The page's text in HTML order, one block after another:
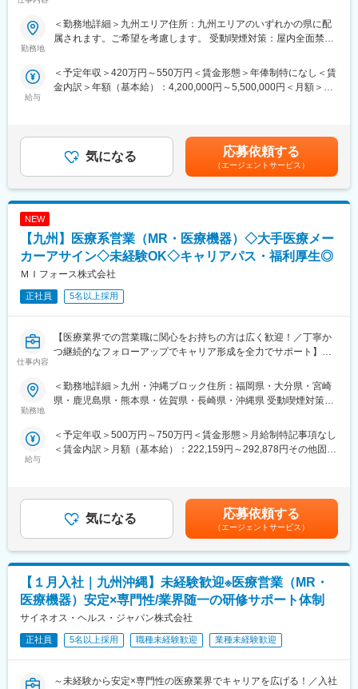
■IT特化型
PJTによってリモートMRという形態があることはもちろん、それ
例えば、効果的なリモートディテールの研修は全員受講頂くこと
が出来、そのほかにもmyMR君などのシステムを戦略的に活用す
変更の範囲：会社の定める業務
■概要：
入社後は配属前研修を受けたのち、当社クライアントである医療
カテーテル、検査機器、電子カルテ、中には医療系Saas製品など
少しでも医療業界でキャリア形成したい！というお気持ちのある
方はカジュアル面談からの参加でも構いませんので一度ご応募く
ださい！
他では見かけないような大手メーカーの案件や最先端製品の案件
を保有しています。また、原則的に一時的な補充要員としてでは
なく将来的なメーカーへの転籍（メーカー雇用への切り替え）も
視野に入れた内容でPJを受諾しています。これを可能にしている
背景としては、他社CSOに比べて、比較的少数規模を保って運営
を行っているからこそプロジェクトマネージャーの目が行き届く
■入社後も強力なバックアップを受けられます！
があればいつでも連絡できる距離感です。1～2カ月に一度の面談
も実施しており、日々の業務だけでなく中長期的な視点での相談
制度により、キャリアや年収アップに向けた目標を定めやすい環
境です。
ています。これも比較的少数規模に抑えて運営を行っているから
こそ実現ができていることであり、強みの部分です。
■数字で見るEPファーマライン（2025年10月時点）：
・従業員数1400名以上／入社3年以内の離職率6%
・男女比4:6
・有給取得率70%
・産休産後休暇取得率100%／育休復帰率95%
・医療系有資格者：1040名在籍
・従業員平均年齢：従業員平均年齢37.1歳
勤務地
＜勤務地詳細＞九州エリア住所：九州エリアのいずれかの県に配
属されます。ご希望を考慮します。 受動喫煙対策：屋内全面禁煙
給与
＜予定年収＞420万円～550万円＜賃金形態＞年俸制特になし＜賃
金内訳＞年額（基本給）：4,200,000円～5,500,000円＜月額＞
気になる 応募依頼する
（エージェントサービス）
NEW
【九州】医療系営業（MR・医療機器）◇大手医療メー
カーアサイン◇未経験OK◇キャリアパス・福利厚生◎
ＭＩフォース株式会社
正社員 5名以上採用
仕事内容
【医療業界での営業職に関心をお持ちの方は広く歓迎！／丁寧か
つ継続的なフォローアップでキャリア形成を全力でサポート】
■業務内容：
医療系総合職として製薬メーカーや医療機器メーカー等業務を委
クトへアサイン予定です。グローバルトップメーカーなど様々な
PJTに携わる事が出来ます。
◎医療機器営業
医師や医療機器を扱う医療従事者に医療機器の情報提供や販売を
行います。販売だけでなく、実際使用する際のトレーニングサポ
ートやアフターフォローまで手掛けることが特徴で、医療の現場
を実感できる活動ができます。
◎MR（医薬情報担当者）
医師や薬剤師、看護師など医療従事者に医薬品の効果や副作用な
どの情報提供や情報収集を行います。患者さんのQOL改善に向
け、日々最新情報を学習し医療の一旦を担う専門性の高い活動が
できます。
入社後は導入研修を受講。アサイン先企業の研修などフォロー体
勤務地
＜勤務地詳細＞九州・沖縄ブロック住所：福岡県・大分県・宮崎
県・鹿児島県・熊本県・佐賀県・長崎県・沖縄県 受動喫煙対策：
含む）
給与
＜予定年収＞500万円～750万円＜賃金形態＞月給制特記事項なし
＜賃金内訳＞月額（基本給）：222,159円～292,878円その他固定
含む）＜昇給有無＞有＜残業手当＞有＜給与補足＞業績に応じて
インセンティブあり賃金はあくまでも目安の金額であり、選考を
通じて上下する可能性があります。月給(月額)は固定手当を含めた
表記です。
気になる 応募依頼する
（エージェントサービス）
【１月入社｜九州沖縄】未経験歓迎※医療営業（MR・
医療機器）安定×専門性/業界随一の研修サポート体制
サイネオス・ヘルス・ジャパン株式会社
正社員 5名以上採用 職種未経験歓迎 業種未経験歓迎
～未経験から安定×専門性の医療業界でキャリアを広げる！／入社